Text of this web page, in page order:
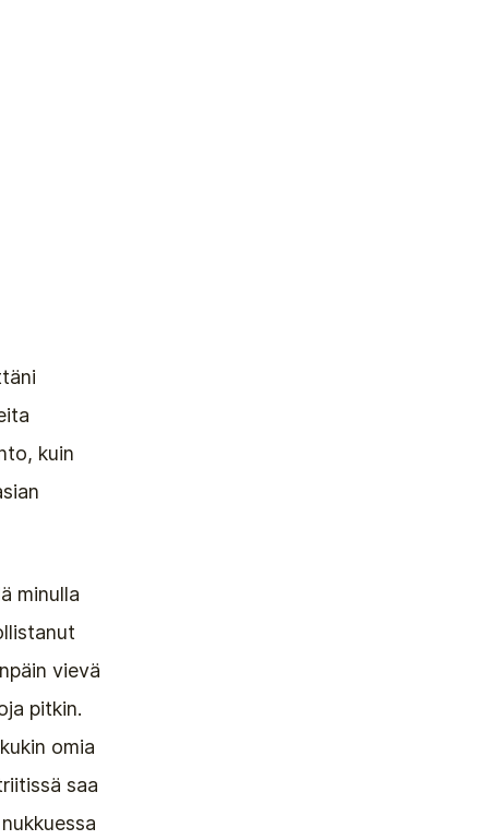
kuin
minulla
vievä
pitkin.
omia
saa